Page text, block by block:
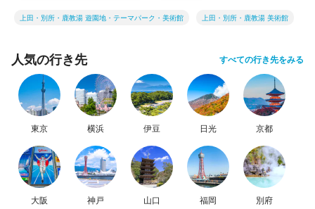
上田・別所・鹿教湯 遊園地・テーマパーク・美術館 上田・別所・鹿教湯 美術館
人気の行き先 すべての行き先をみる
東京 横浜 伊豆 日光 京都
大阪 神戸 山口 福岡 別府